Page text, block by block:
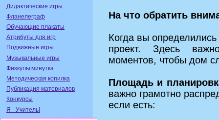
Дидактические игры
Фланелеграф
Обучающие плакаты
Атрибуты для игр
Подвижные игры
Музыкальные игры
Физкультминутка
Методическая копилка
Публикация материалов
Конкурсы
Я - Учитель!
На что обратить
Когда вы
проект. Здесь
моментов, чтобы дом
Площадь и
важно грамотно
если есть: